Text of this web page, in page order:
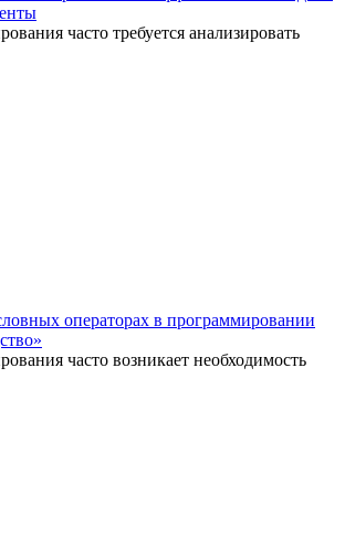
часто требуется анализировать
операторах в программировании
часто возникает необходимость